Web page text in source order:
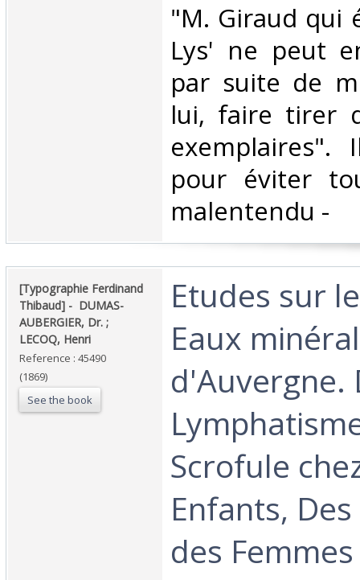
‎"M. Giraud qui
Lys' ne peut
par suite de
lui, faire tirer
exemplaires".
pour éviter
malentendu - ‎
‎[Typographie Ferdinand
Thibaud] - ‎ ‎DUMAS-
AUBERGIER, Dr. ;
LECOQ, Henri‎
Reference : 45490
(1869)
See the book
‎Etudes sur
Eaux
d'Auvergne.
Scrofule
Enfants,
des